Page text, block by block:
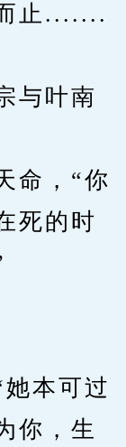
止.......
叶南
，“你
死的时
本可过
你，生